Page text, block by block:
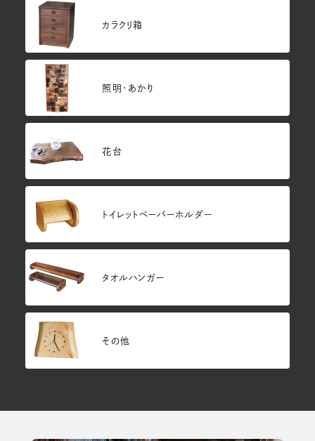
カラクリ箱
照明・あかり
花台
トイレットペーパーホルダー
タオルハンガー
その他